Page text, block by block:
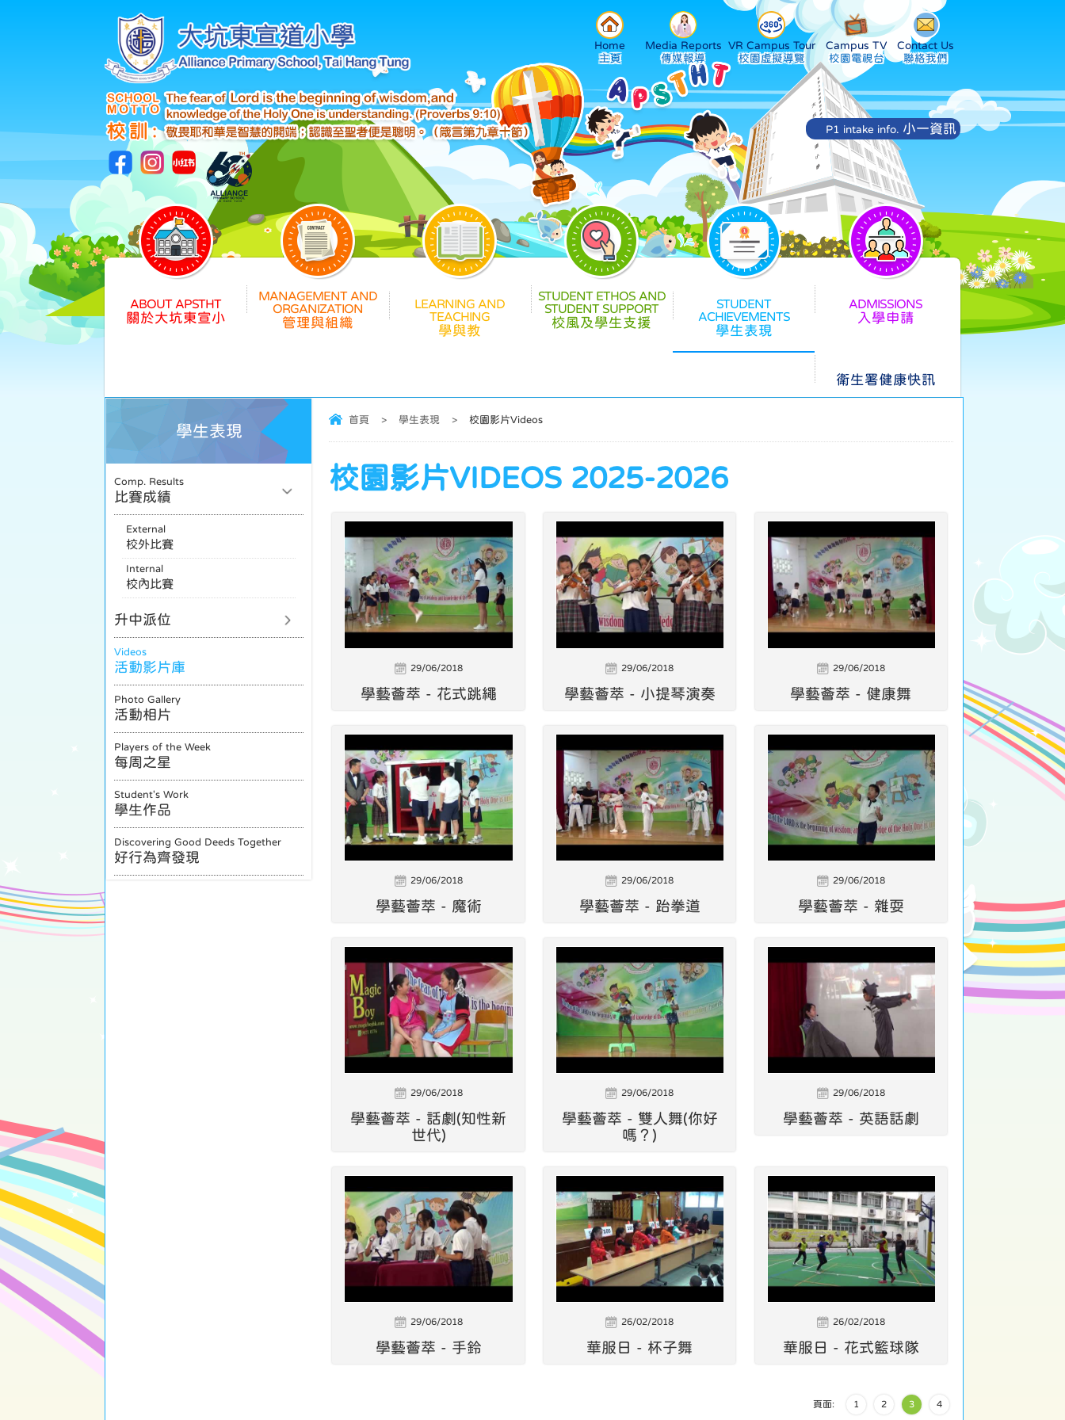
Home Media Reports VR Campus Tour Campus TV Contact Us
P1 intake info. 小一資訊
關於大坑東宣小 管理與組織
學與教
校風及學生支援
學生表現
入學申請
衛生署健康快訊
首頁 > 學生表現 > 校園影片Videos
校園影片VIDEOS 2025-2026
29/06/2018
學藝薈萃 - 花式跳繩
29/06/2018
學藝薈萃 - 小提琴演奏
29/06/2018
學藝薈萃 - 健康舞
29/06/2018
學藝薈萃 - 魔術
29/06/2018
學藝薈萃 - 跆拳道
29/06/2018
學藝薈萃 - 雜耍
29/06/2018
學藝薈萃 - 話劇(知性新
世代)
29/06/2018
學藝薈萃 - 雙人舞(你好
嗎？)
29/06/2018
學藝薈萃 - 英語話劇
29/06/2018
學藝薈萃 - 手鈴
26/02/2018
華服日 - 杯子舞
26/02/2018
華服日 - 花式籃球隊
頁面: 1 2 3 4
學生表現
Comp. Results
比賽成績
External
校外比賽
Internal
校內比賽
升中派位
Videos
活動影片庫
Photo Gallery
活動相片
Players of the Week
每周之星
Student's Work
學生作品
Discovering Good Deeds Together
好行為齊發現